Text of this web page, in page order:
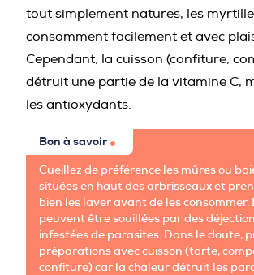
tout simplement natures, les
consomment facilement et avec
Cependant, la cuisson (confiture,
détruit une partie de la vitamine C,
les antioxydants.
Bon à savoir
Cueillez de préférence les mûres ou
situées en haut des arbrisseaux et
bien les laver avant de les consommer.
peuvent être souillées par des
infestées de parasites. Dans le doute,
préparations avec cuisson (tarte,
confiture) car la chaleur détruit les